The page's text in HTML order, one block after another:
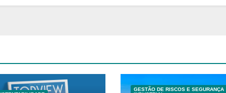
GESTÃO DE RISCOS E SEGURANÇA